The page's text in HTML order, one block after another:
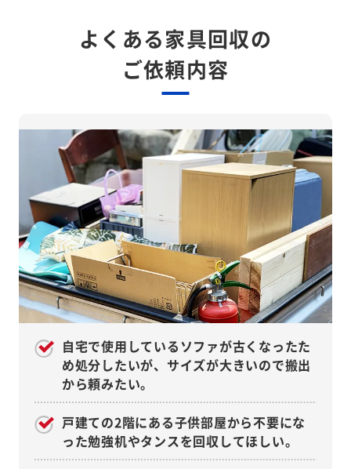
よくある家具回収の
ご依頼内容
自宅で使用しているソファが古くなったた
め処分したいが、サイズが大きいので搬出
から頼みたい。
戸建ての2階にある子供部屋から不要にな
った勉強机やタンスを回収してほしい。